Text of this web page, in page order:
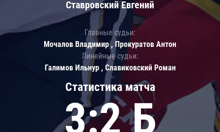
Статистика матча
3:2 Б
Ставровский Евгений
Главные судьи:
Мочалов Владимир , Прокуратов Антон
Линейные судьи:
Галимов Ильнур , Славиковский Роман